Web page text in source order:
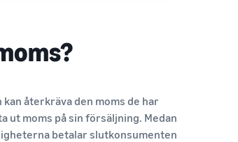
återkräva den moms de har
ut moms på sin försäljning. Medan
betalar slutkonsumenten